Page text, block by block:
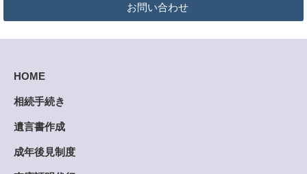
お問い合わせ
HOME
相続手続き
遺言書作成
成年後見制度